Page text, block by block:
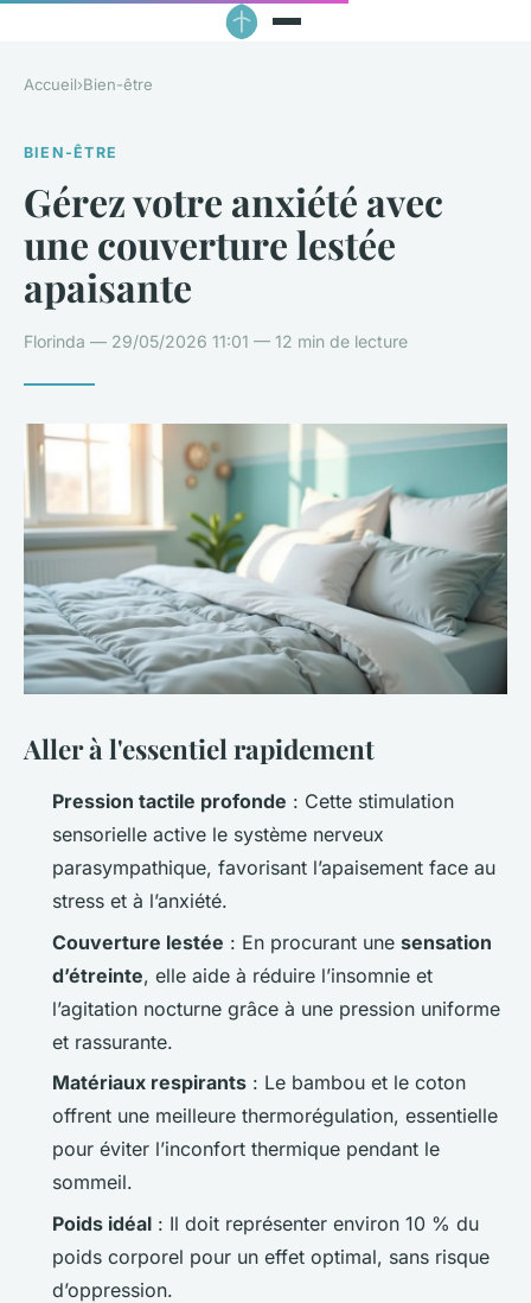
Accueil›Bien-être
BIEN-ÊTRE
Gérez votre anxiété avec
une couverture lestée
apaisante
Florinda — 29/05/2026 11:01 — 12 min de lecture
Aller à l'essentiel rapidement
Pression tactile profonde : Cette stimulation
sensorielle active le système nerveux
parasympathique, favorisant l’apaisement face au
stress et à l’anxiété.
Couverture lestée : En procurant une sensation
d’étreinte, elle aide à réduire l’insomnie et
l’agitation nocturne grâce à une pression uniforme
et rassurante.
Matériaux respirants : Le bambou et le coton
offrent une meilleure thermorégulation, essentielle
pour éviter l’inconfort thermique pendant le
sommeil.
Poids idéal : Il doit représenter environ 10 % du
poids corporel pour un effet optimal, sans risque
d’oppression.